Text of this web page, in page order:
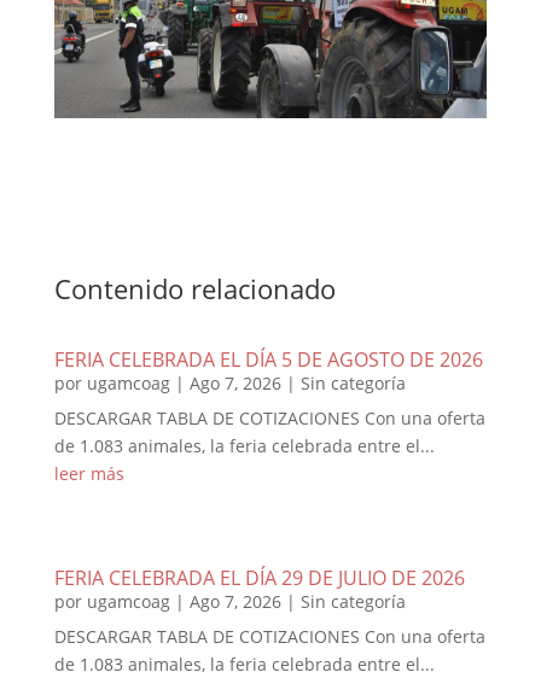
Contenido relacionado
FERIA CELEBRADA EL DÍA 5 DE AGOSTO DE 2026
por ugamcoag| Ago 7, 2026| Sin categoría
DESCARGAR TABLA DE COTIZACIONES Con una oferta
de 1.083 animales, la feria celebrada entre el...
leer más
FERIA CELEBRADA EL DÍA 29 DE JULIO DE 2026
por ugamcoag| Ago 7, 2026| Sin categoría
DESCARGAR TABLA DE COTIZACIONES Con una oferta
de 1.083 animales, la feria celebrada entre el...